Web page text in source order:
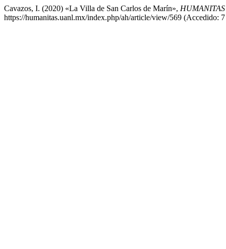
Cavazos, I. (2020) «La Villa de San Carlos de Marín»,
https://humanitas.uanl.mx/index.php/ah/article/view/569 (Accedido: